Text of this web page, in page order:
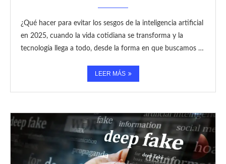
¿Qué hacer para evitar los sesgos de la inteligencia artificial
en 2025, cuando la vida cotidiana se transforma y la
tecnología llega a todo, desde la forma en que buscamos …
LEER MÁS